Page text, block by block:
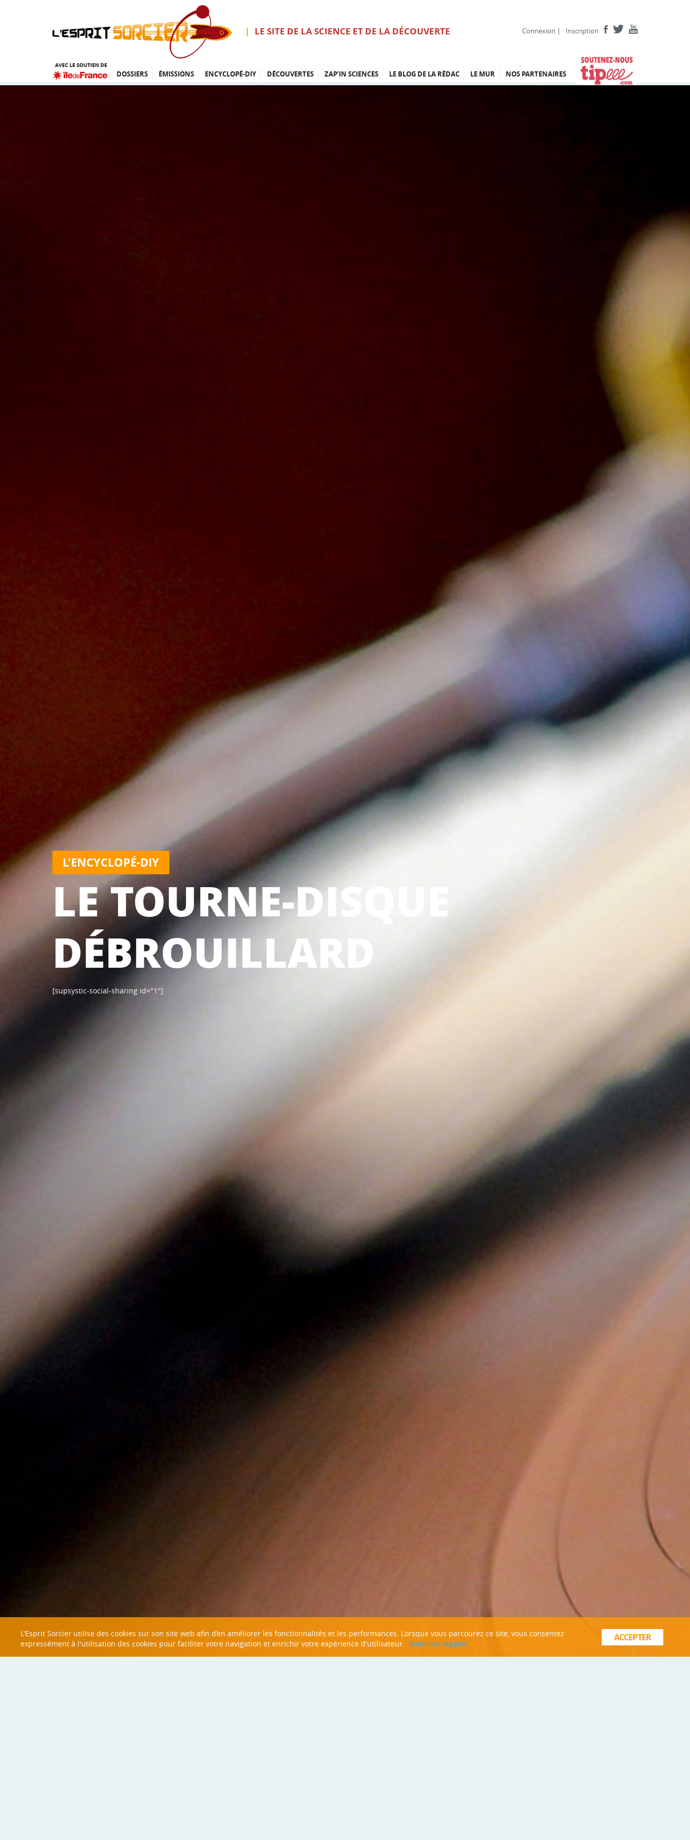
LE SITE DE LA SCIENCE ET DE LA DÉCOUVERTE Connexion | Inscription
DOSSIERS ÉMISSIONS ENCYCLOPÉ-DIY DÉCOUVERTES ZAP’IN SCIENCES LE BLOG DE LA RÉDAC LE MUR NOS PARTENAIRES
L'ENCYCLOPÉ-DIY
LE TOURNE-DISQUE
DÉBROUILLARD
[supsystic-social-sharing id="1"]
ACCEPTER
L'Esprit Sorcier utilise des cookies sur son site web afin d’en améliorer les fonctionnalités et les performances. Lorsque vous parcourez ce site, vous consentez
expressément à l'utilisation des cookies pour faciliter votre navigation et enrichir votre expérience d'utilisateur. Mentions légales